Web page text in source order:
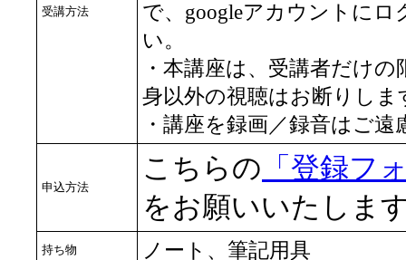
受講方法
で、googleアカウントに
い。
・本講座は、受講者だけ
身以外の視聴はお断りしま
・講座を録画／録音はご遠
申込方法
こちらの 「登録フ
をお願いいたしま
持ち物 ノート、筆記用具